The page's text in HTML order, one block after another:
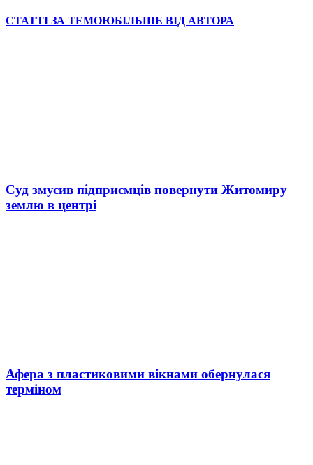
СТАТТІ ЗА ТЕМОЮБІЛЬШЕ ВІД АВТОРА
Суд змусив підприємців повернути Житомиру
землю в центрі
Афера з пластиковими вікнами обернулася
терміном